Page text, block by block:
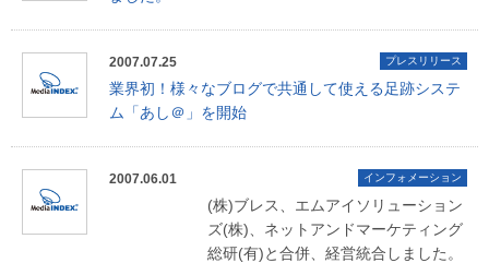
2007.07.25 プレスリリース
業界初！様々なブログで共通して使える足跡システ
ム「あし＠」を開始
2007.06.01 インフォメーション
(株)ブレス、エムアイソリューション
ズ(株)、ネットアンドマーケティング
総研(有)と合併、経営統合しました。